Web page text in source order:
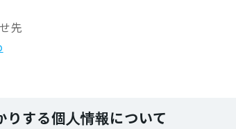
先
する個人情報について